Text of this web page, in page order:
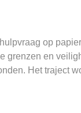
op
grenzen en
Het traject